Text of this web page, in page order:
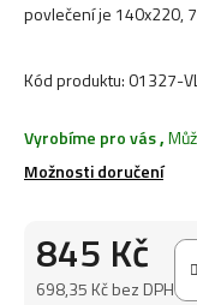
povlečení je 140x220,
Kód produktu:01327-
Vyrobíme pro vás,
Možnosti doručení
845 Kč
698,35 Kč bez DPH